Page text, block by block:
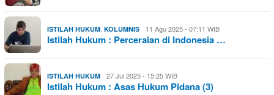
ISTILAH HUKUM KOLUMNIS 11 Agu 2025 - 07:11 WIB
Istilah Hukum : Perceraian di Indonesia …
ISTILAH HUKUM 27 Jul 2025 - 15:25 WIB
Istilah Hukum : Asas Hukum Pidana (3)